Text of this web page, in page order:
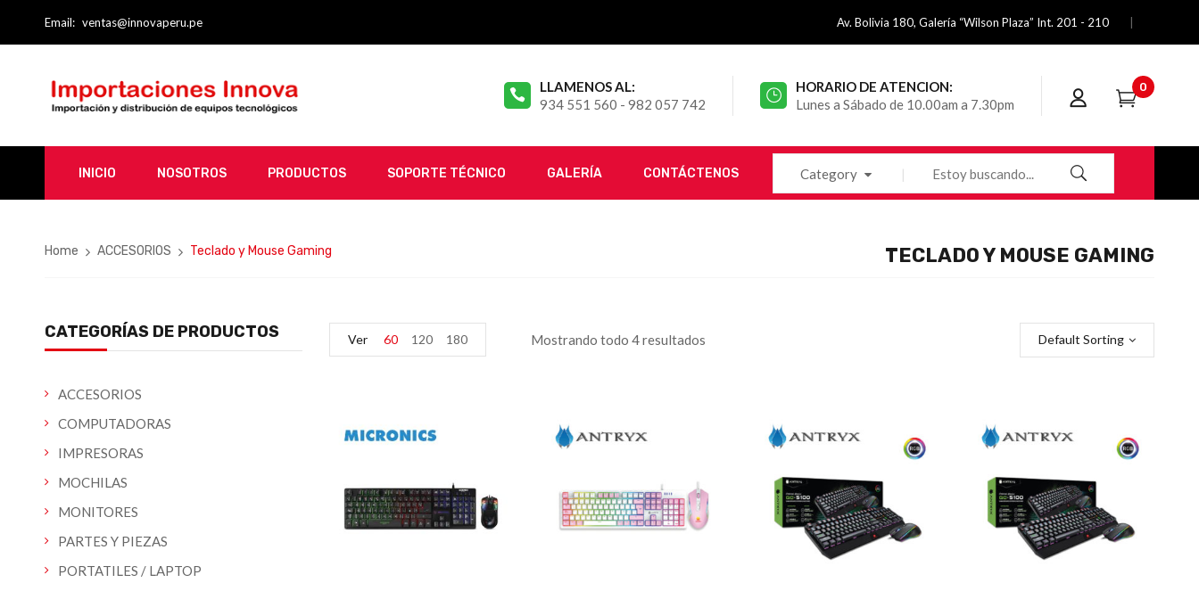
Email: ventas@innovaperu.pe Av. Bolivia 180, Galería “Wilson Plaza” Int. 201 - 210
LLAMENOS AL:
934 551 560 - 982 057 742
HORARIO DE ATENCION:
Lunes a Sábado de 10.00am a 7.30pm
0
INICIO NOSOTROS PRODUCTOS SOPORTE TÉCNICO GALERÍA CONTÁCTENOS Category
Home ACCESORIOS Teclado y Mouse Gaming TECLADO Y MOUSE GAMING
CATEGORÍAS DE PRODUCTOS
ACCESORIOS
COMPUTADORAS
IMPRESORAS
MOCHILAS
MONITORES
PARTES Y PIEZAS
PORTATILES / LAPTOP
Mostrando todo 4 resultados Default Sorting
Ver 60 120 180